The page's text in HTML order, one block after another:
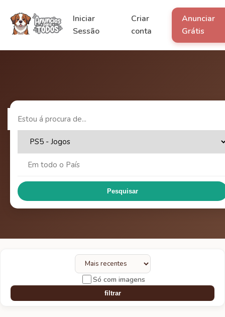
Iniciar
Sessão
Criar
conta
Anunciar
Grátis
Pesquisar
Só com imagens
filtrar